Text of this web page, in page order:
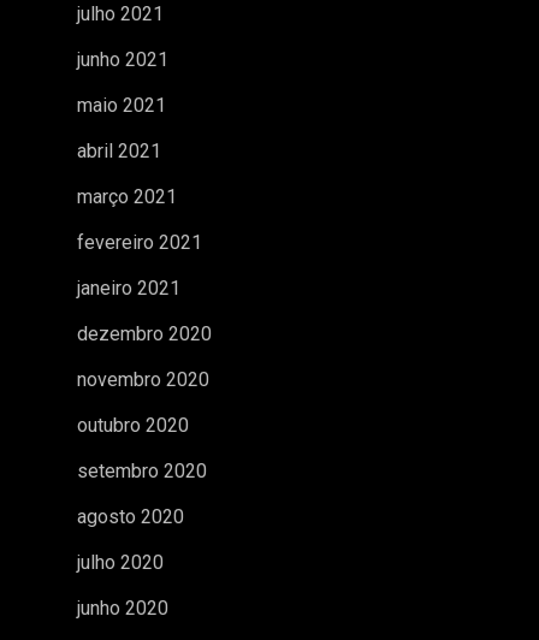
julho 2021
junho 2021
maio 2021
abril 2021
março 2021
fevereiro 2021
janeiro 2021
dezembro 2020
novembro 2020
outubro 2020
setembro 2020
agosto 2020
julho 2020
junho 2020